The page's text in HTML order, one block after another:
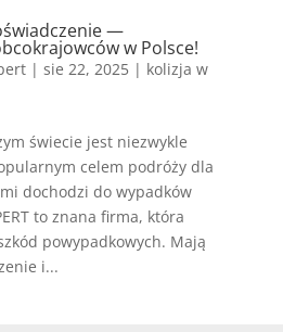
—
w Polsce!
| sie 22, 2025| kolizja w
świecie jest niezwykle
celem podróży dla
dochodzi do wypadków
to znana firma, która
powypadkowych. Mają
i...